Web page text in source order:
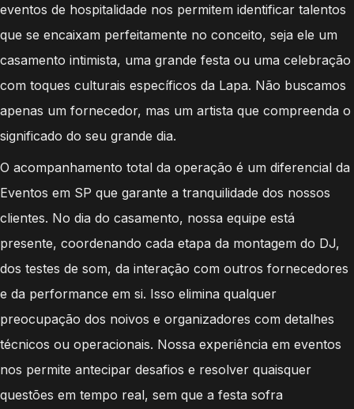
eventos de hospitalidade nos permitem identificar talentos
que se encaixam perfeitamente no conceito, seja ele um
casamento intimista, uma grande festa ou uma celebração
com toques culturais específicos da Lapa. Não buscamos
apenas um fornecedor, mas um artista que compreenda o
significado do seu grande dia.
O acompanhamento total da operação é um diferencial da
Eventos em SP que garante a tranquilidade dos nossos
clientes. No dia do casamento, nossa equipe está
presente, coordenando cada etapa da montagem do DJ,
dos testes de som, da interação com outros fornecedores
e da performance em si. Isso elimina qualquer
preocupação dos noivos e organizadores com detalhes
técnicos ou operacionais. Nossa experiência em eventos
nos permite antecipar desafios e resolver quaisquer
questões em tempo real, sem que a festa sofra